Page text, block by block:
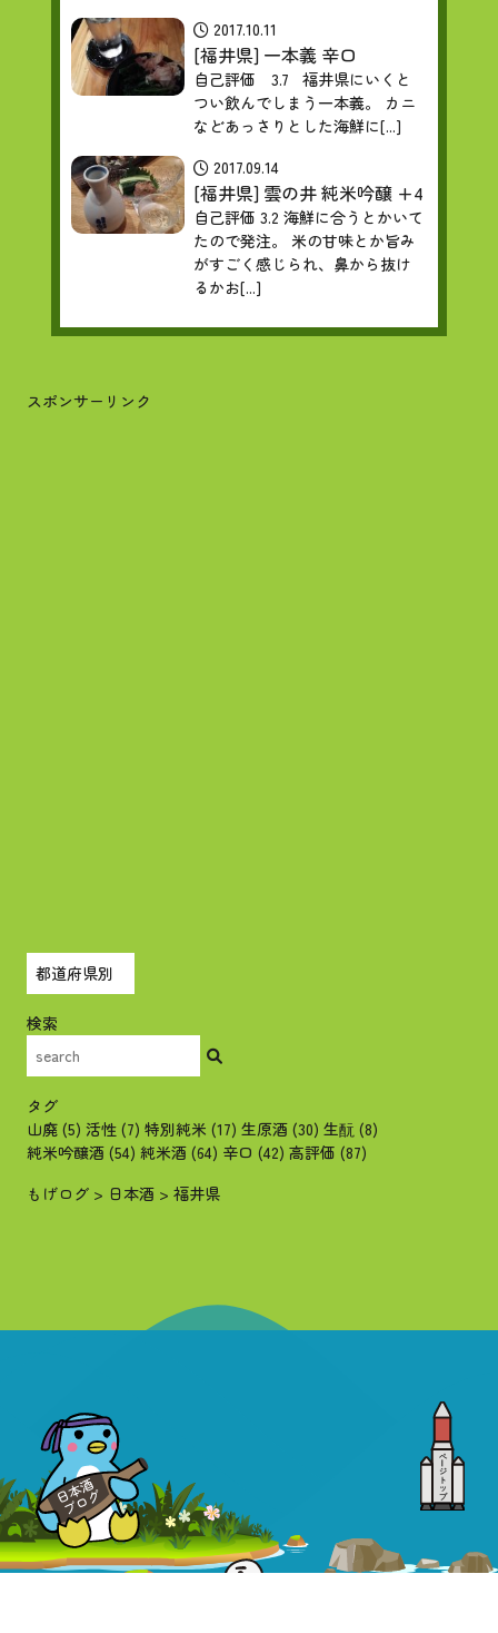
2017.10.11
[福井県] 一本義 辛口
自己評価 3.7 福井県にいくと
つい飲んでしまう一本義。 カニ
などあっさりとした海鮮に[...]
2017.09.14
[福井県] 雲の井 純米吟醸 +4
自己評価 3.2 海鮮に合うとかいて
たので発注。 米の甘味とか旨み
がすごく感じられ、鼻から抜け
るかお[...]
スポンサーリンク
検索
タグ
山廃 (5) 活性 (7) 特別純米 (17) 生原酒 (30) 生酛 (8)
純米吟醸酒 (54) 純米酒 (64) 辛口 (42) 高評価 (87)
もげログ > 日本酒 > 福井県